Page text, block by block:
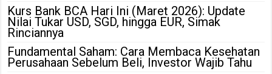
Kurs Bank BCA Hari Ini (Maret 2026): Update
Nilai Tukar USD, SGD, hingga EUR, Simak
Rinciannya
Fundamental Saham: Cara Membaca Kesehatan
Perusahaan Sebelum Beli, Investor Wajib Tahu